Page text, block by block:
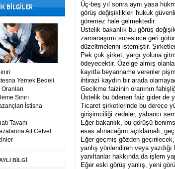
BİLGİLER
Yemek Bedeli
Sınırı
İstisna
Tavanı
Ait Cetvel
BİLGİ
Üç-beş yıl sonra aynı yasa
görüş değişiklikleri hukuk
göremez hale gelmektedir.
Üstelik bakanlık bu görüş
zamanaşımı süresince geri
düzeltmelerini istemiştir.
Pek çok şirket, yargı yoluna
ödeyecektir. Özelge almış
kayıtla beyanname verenler
ihtirazi kaydın bir arada
Gecikme faizinin oranının
Üstelik bu ödenen faiz gider de
Ticaret şirketlerinde bu derece
girişimciliği zedeler, yabancı
Eğer bakanlık, bu görüşü
esas alınacağını açıklamalı,
Eğer geçmiş gözden
yanlış yönlendiren veya
yanıltanlar hakkında da işlem
Eğer eski görüş yanlış, yeni